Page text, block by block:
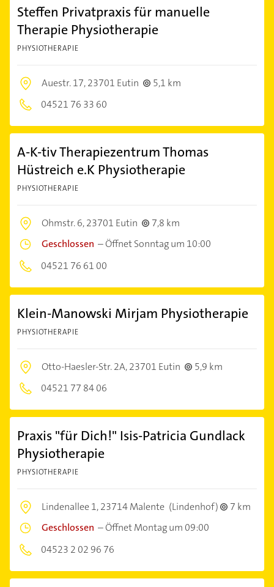
Steffen Privatpraxis für manuelle
Therapie Physiotherapie
PHYSIOTHERAPIE
Auestr. 17,23701 Eutin
5,1 km
04521 76 33 60
A-K-tiv Therapiezentrum Thomas
Hüstreich e.K Physiotherapie
PHYSIOTHERAPIE
Ohmstr. 6,23701 Eutin
7,8 km
Geschlossen –Öffnet Sonntag um 10:00
04521 76 61 00
Klein-Manowski Mirjam Physiotherapie
PHYSIOTHERAPIE
Otto-Haesler-Str. 2A,23701 Eutin
5,9 km
04521 77 84 06
Praxis "für Dich!" Isis-Patricia Gundlack
Physiotherapie
PHYSIOTHERAPIE
Lindenallee 1,23714 Malente (Lindenhof)
7 km
Geschlossen –Öffnet Montag um 09:00
04523 2 02 96 76